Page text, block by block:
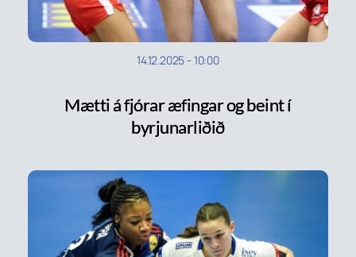
14.12.2025 - 10:00
Mætti á fjórar æfingar og beint í
byrjunarliðið